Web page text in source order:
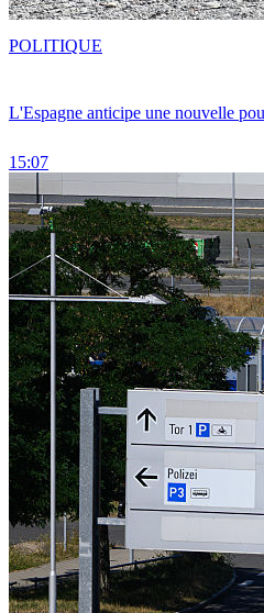
L'Espagne anticipe une nouvelle
15:07
POLITIQUE